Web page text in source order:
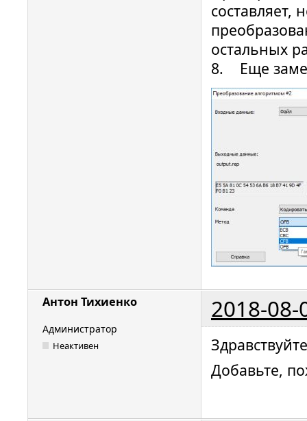
составляет,
остальных
8. Еще
Антон Тихиенко 2018-08-
Администратор
Неактивен
Добавьте,